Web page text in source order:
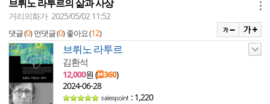
브뤼노 라투르의 삶과 사상
거리의화가 2025/05/02 11:52
댓글 (0) 먼댓글 (0) 좋아요 (12)
브뤼노 라투르
김환석
12,000원 ( 360)
2024-06-28
: 1,220